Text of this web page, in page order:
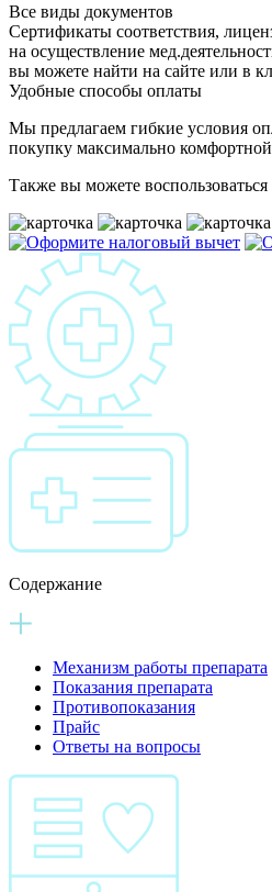
Все виды документов
Сертификаты соответствия,
на осуществление
вы можете найти на сайте или в
Удобные способы оплаты
Мы предлагаем гибкие условия
покупку максимально
Также вы можете воспользоваться
Содержание
Механизм работы препарата
Показания препарата
Противопоказания
Прайс
Ответы на вопросы